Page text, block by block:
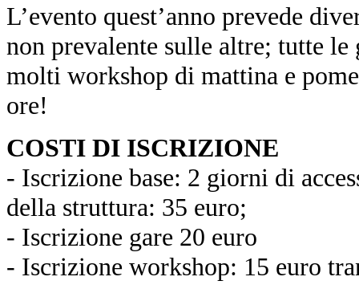
L’evento quest’anno prevede
non prevalente sulle altre; tutte
molti workshop di mattina e
ore!
COSTI DI ISCRIZIONE
- Iscrizione base: 2 giorni di
della struttura: 35 euro;
- Iscrizione gare 20 euro
- Iscrizione workshop: 15 euro